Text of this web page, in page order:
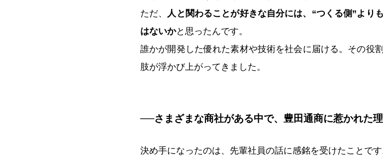
ただ、 人と関わることが好きな自分には、“つくる側”より
はないかと思ったんです。
誰かが開発した優れた素材や技術を社会に届ける。その役
肢が浮かび上がってきました。
──さまざまな商社がある中で、豊田通商に惹かれた理
決め手になったのは、先輩社員の話に感銘を受けたことです